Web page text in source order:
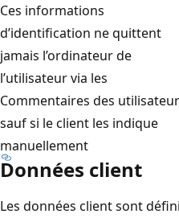
Ces informations
d’identification ne quittent
jamais l’ordinateur de
l’utilisateur via les
Commentaires des
sauf si le client les indique
manuellement
Données client
Les données client sont